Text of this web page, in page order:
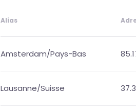
Alias
Amsterdam/Pays-Bas
Lausanne/Suisse